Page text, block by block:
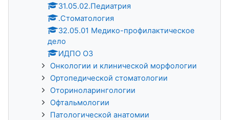
31.05.02.Педиатрия
.Стоматология
32.05.01 Медико-профилактическое
дело
ИДПО ОЗ
Онкологии и клинической морфологии
Ортопедической стоматологии
Оториноларингологии
Офтальмологии
Патологической анатомии